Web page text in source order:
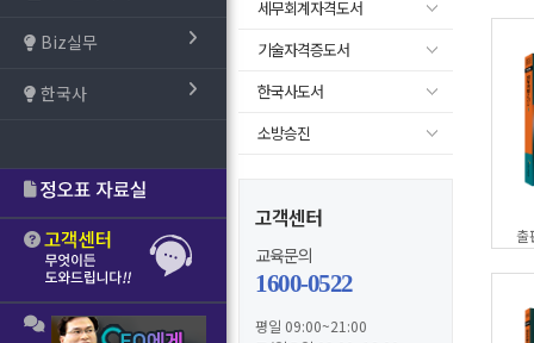
Biz실무
한국사
세무회계자격도서
기술자격증도서
한국사도서
소방승진
고객센터
교육문의
1600-0522
평일 09:00~21:00
출